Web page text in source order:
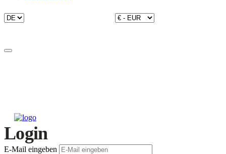
Login
E-Mail eingeben